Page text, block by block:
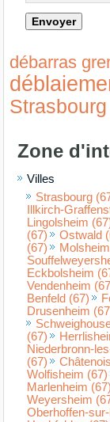
débarras
Strasbourg
Zone
Villes
Strasbourg
Illkirch-
Lingolsheim
(67)
Ostwald
(67)
Eckbolsheim
Vendenheim
Benfeld (67)
Drusenheim
(67)
Niederbronn-
(67)
Wolfisheim (67)
Marlenheim (67)
Weyersheim
Oberhoffen-